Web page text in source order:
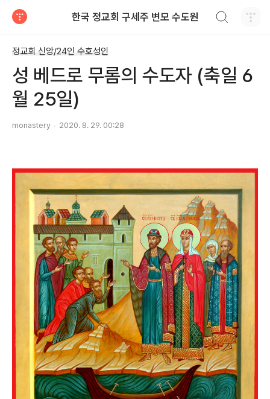
한국 정교회 구세주 변모 수도원
정교회 신앙/24인 수호성인
성 베드로 무롬의 수도자 (축일 6
월 25일)
monastery 2020. 8. 29. 00:28